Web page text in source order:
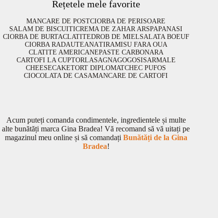
Rețetele mele favorite
MANCARE DE POSTCIORBA DE PERISOARE
SALAM DE BISCUITICREMA DE ZAHAR ARSPAPANASI
CIORBA DE BURTACLATITEDROB DE MIELSALATA BOEUF
CIORBA RADAUTEANATIRAMISU FARA OUA
CLATITE AMERICANEPASTE CARBONARA
CARTOFI LA CUPTORLASAGNAGOGOSISARMALE
CHEESECAKETORT DIPLOMATCHEC PUFOS
CIOCOLATA DE CASAMANCARE DE CARTOFI
Acum puteți comanda condimentele, ingredientele și multe
alte bunătăți marca Gina Bradea! Vă recomand să vă uitați pe
magazinul meu online și să comandați Bunătăți de la Gina
Bradea!